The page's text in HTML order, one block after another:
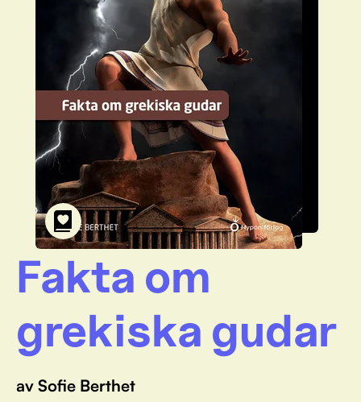
För bibliotek
Fakta om
grekiska gudar
av Sofie Berthet